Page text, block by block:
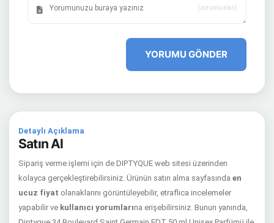
(zorunlu alan)
YORUMU GÖNDER
Detaylı Açıklama
Satın Al
Sipariş verme işlemi için de DIPTYQUE web sitesi üzerinden
kolayca gerçekleştirebilirsiniz. Ürünün satın alma sayfasında en
ucuz fiyat olanaklarını görüntüleyebilir, etraflıca incelemeler
yapabilir ve kullanıcı yorumlarına erişebilirsiniz. Bunun yanında,